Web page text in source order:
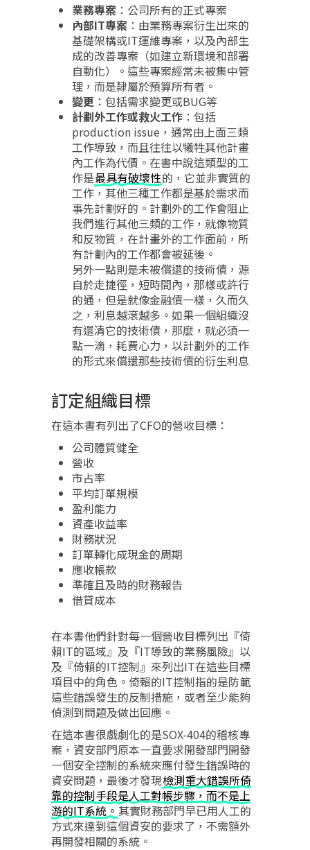
業務專案 ：公司所有的正式專案
內部IT專案 ：由業務專案衍生出來的
基礎架構或IT運維專案，以及內部生
成的改善專案（如建立新環境和部署
自動化）。這些專案經常未被集中管
理，而是隸屬於預算所有者。
變更 ：包括需求變更或BUG等
計劃外工作或救火工作 ：包括
production issue，通常由上面三類
工作導致，而且往往以犧牲其他計畫
內工作為代價。在書中說這類型的工
作是最具有破壞性的，它並非實質的
工作，其他三種工作都是基於需求而
事先計劃好的。計劃外的工作會阻止
我們進行其他三類的工作，就像物質
和反物質，在計畫外的工作面前，所
有計劃內的工作都會被延後。
另外一點則是未被償還的技術債，源
自於走捷徑，短時間內，那樣或許行
的通，但是就像金融債一樣，久而久
之，利息越滾越多。如果一個組織沒
有還清它的技術債，那麼，就必須一
點一滴，耗費心力，以計劃外的工作
的形式來償還那些技術債的衍生利息
訂定組織目標
在這本書有列出了CFO的營收目標：
公司體質健全
營收
市占率
平均訂單規模
盈利能力
資產收益率
財務狀況
訂單轉化成現金的周期
應收帳款
準確且及時的財務報告
借貸成本
在本書他們針對每一個營收目標列出『倚
賴IT的區域』及『IT導致的業務風險』以
及『倚賴的IT控制』來列出IT在這些目標
項目中的角色。倚賴的IT控制指的是防範
這些錯誤發生的反制措施，或者至少能夠
偵測到問題及做出回應。
在這本書很戲劇化的是SOX-404的稽核專
案，資安部門原本一直要求開發部門開發
一個安全控制的系統來應付發生錯誤時的
資安問題，最後才發現檢測重大錯誤所倚
靠的控制手段是人工對帳步驟，而不是上
游的IT系統。 其實財務部門早已用人工的
方式來達到這個資安的要求了，不需額外
再開發相關的系統。